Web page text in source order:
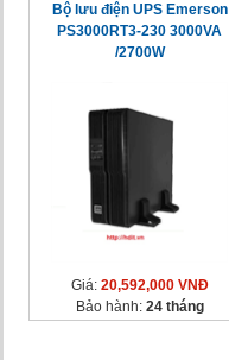
Bộ lưu điện UPS Emerson
PS3000RT3-230 3000VA
/2700W
Giá: 20,592,000 VNĐ
Bảo hành: 24 tháng